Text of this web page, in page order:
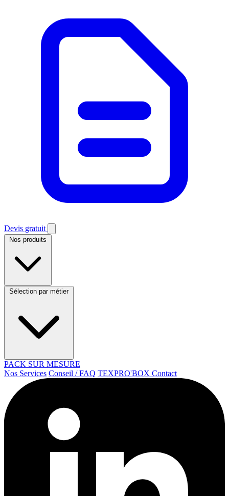
Devis gratuit
Nos produits
Sélection par métier
PACK SUR MESURE
Nos Services Conseil / FAQ TEXPRO'BOX Contact